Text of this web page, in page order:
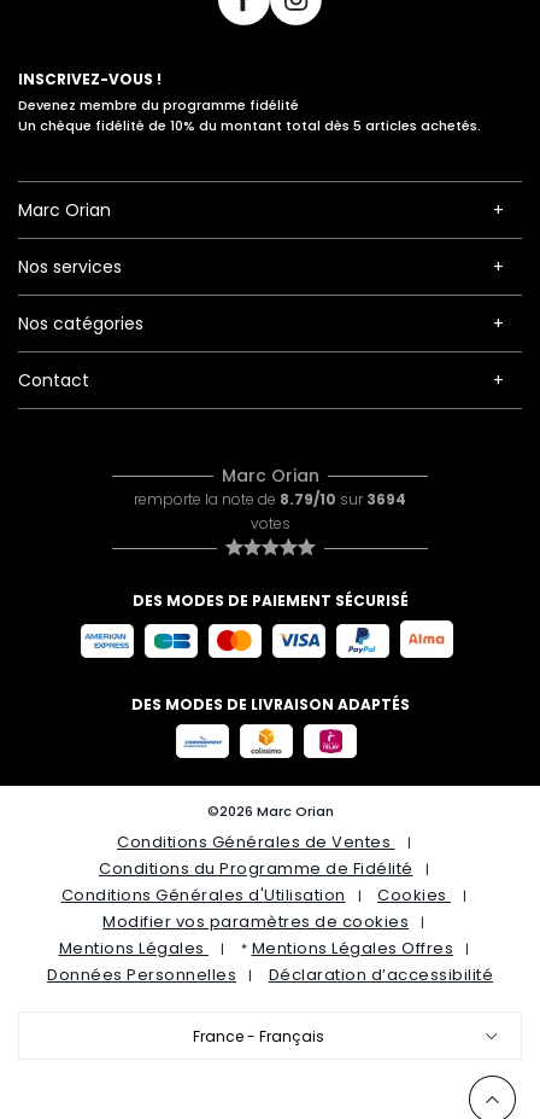
INSCRIVEZ-VOUS !
Devenez membre du programme fidélité
Un chèque fidélité de 10% du montant total dès 5 articles achetés.
Marc Orian
Nos services
Nos catégories
Contact
Marc Orian
remporte la note de 8.79/10 sur 3694
votes
DES MODES DE PAIEMENT SÉCURISÉ
DES MODES DE LIVRAISON ADAPTÉS
©2026 Marc Orian
Conditions Générales de Ventes
Conditions du Programme de Fidélité
Conditions Générales d'Utilisation
Cookies
Modifier vos paramètres de cookies
Mentions Légales
* Mentions Légales Offres
Données Personnelles
Déclaration d’accessibilité
France - Français